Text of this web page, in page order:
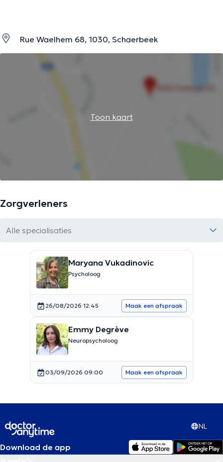
Rue Waelhem 68, 1030, Schaerbeek
Toon kaart
Zorgverleners
Alle specialisaties
Maryana Vukadinovic
Psycholoog
26/08/2026 12:45 Maak een afspraak
Emmy Degrève
Neuropsycholoog
03/09/2026 09:00 Maak een afspraak
NL
Download de app